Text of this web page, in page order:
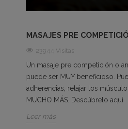
MASAJES PRE
23944 Visitas
Un masaje pre competición o
puede ser MUY beneficioso.
adherencias, relajar los
MUCHO MÁS. Descúbrelo aquí
Leer más